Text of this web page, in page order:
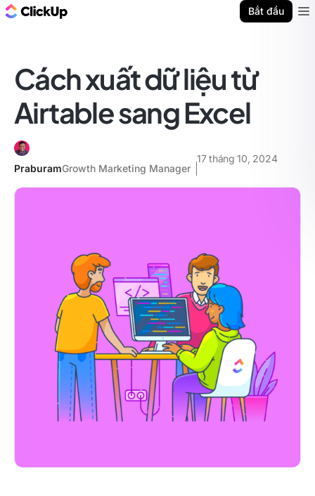
Bắt đầu
Cách xuất dữ liệu từ
Airtable sang Excel
PraburamGrowth Marketing Manager
17 tháng 10, 2024